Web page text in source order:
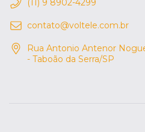
(11) 9 8902-4299
contato@voltele.com.br
Rua Antonio Antenor
- Taboão da Serra/SP